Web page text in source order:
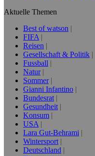
Aktuelle Themen
Best of watson
FIFA
Reisen
Gesellschaft & Politik
Fussball
Natur
Sommer
Gianni Infantino
Bundesrat
Gesundheit
Konsum
USA
Lara Gut-Behrami
Wintersport
Deutschland